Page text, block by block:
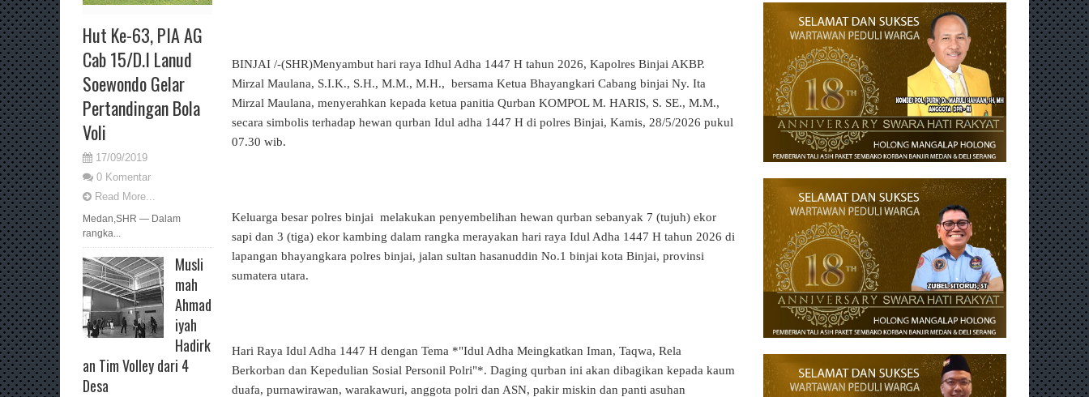
Hut Ke-63, PIA AG
Cab 15/D.I Lanud
Soewondo Gelar
Pertandingan Bola
Voli
17/09/2019
0 Komentar
Read More...
Medan,SHR — Dalam
rangka...
Musli
mah
Ahmad
iyah
Hadirk
an Tim Volley dari 4
Desa
BINJAI /-(SHR)Menyambut hari raya Idhul Adha 1447 H tahun 2026, Kapolres Binjai AKBP.
Mirzal Maulana, S.I.K., S.H., M.M., M.H., bersama Ketua Bhayangkari Cabang binjai Ny. Ita
Mirzal Maulana, menyerahkan kepada ketua panitia Qurban KOMPOL M. HARIS, S. SE., M.M.,
secara simbolis terhadap hewan qurban Idul adha 1447 H di polres Binjai, Kamis, 28/5/2026 pukul
07.30 wib.
Keluarga besar polres binjai melakukan penyembelihan hewan qurban sebanyak 7 (tujuh) ekor
sapi dan 3 (tiga) ekor kambing dalam rangka merayakan hari raya Idul Adha 1447 H tahun 2026 di
lapangan bhayangkara polres binjai, jalan sultan hasanuddin No.1 binjai kota Binjai, provinsi
sumatera utara.
Hari Raya Idul Adha 1447 H dengan Tema *"Idul Adha Meingkatkan Iman, Taqwa, Rela
Berkorban dan Kepedulian Sosial Personil Polri"*. Daging qurban ini akan dibagikan kepada kaum
duafa, purnawirawan, warakawuri, anggota polri dan ASN, pakir miskin dan panti asuhan